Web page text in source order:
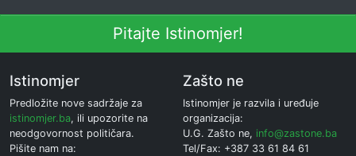
Pitajte Istinomjer!
Istinomjer
Predložite nove sadržaje za
istinomjer.ba, ili upozorite na
neodgovornost političara.
Pišite nam na:
Zašto ne
Istinomjer je razvila i uređuje
organizacija:
U.G. Zašto ne, info@zastone.ba
Tel/Fax: +387 33 61 84 61